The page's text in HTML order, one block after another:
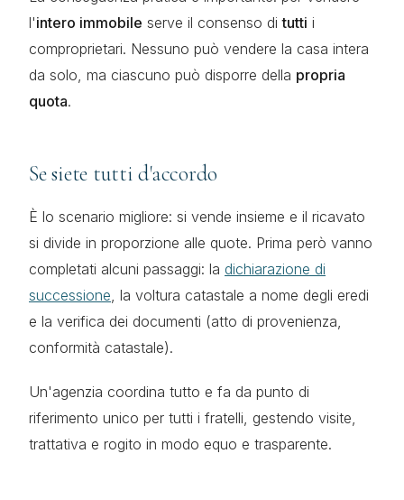
l'intero immobile serve il consenso ditutti i
comproprietari. Nessuno può vendere la casa intera
da solo, ma ciascuno può disporre della propria
quota.
Se siete tutti d'accordo
È lo scenario migliore: si vende insieme e il ricavato
si divide in proporzione alle quote. Prima però vanno
completati alcuni passaggi: la dichiarazione di
successione, la voltura catastale a nome degli eredi
e la verifica dei documenti (atto di provenienza,
conformità catastale).
Un'agenzia coordina tutto e fa da punto di
riferimento unico per tutti i fratelli, gestendo visite,
trattativa e rogito in modo equo e trasparente.